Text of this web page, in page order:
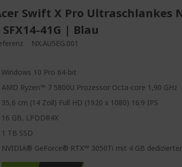
Swift X Pro Ultraschlankes
SFX14-41G | Blau
NX.AU5EG.001
Windows 10 Pro 64-bit
AMD Ryzen™ 7 5800U Prozessor Octa-core 1,90 GHz
35,6 cm (14 Zoll) Full HD (1920 x 1080) 16:9 IPS
16 GB, LPDDR4X
1 TB SSD
NVIDIA® GeForce® RTX™ 3050Ti mit 4 GB